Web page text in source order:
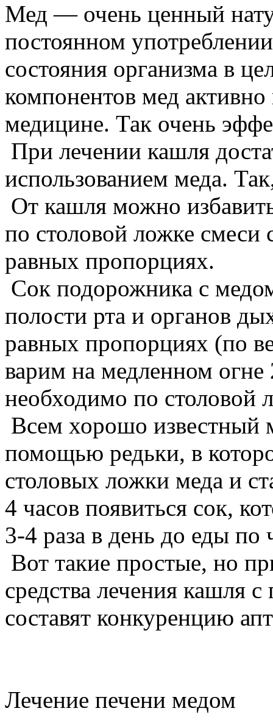
Мед — очень ценный
постоянном
состояния организма в
компонентов мед активно
медицине. Так очень
При лечении кашля
использованием меда.
От кашля можно
по столовой ложке смеси
равных пропорциях.
Сок подорожника с
полости рта и органов
равных пропорциях (по
варим на медленном
необходимо по столовой
Всем хорошо известный
помощью редьки, в
столовых ложки меда и
4 часов появиться сок,
3-4 раза в день до еды по
Вот такие простые, но
средства лечения кашля
составят конкуренцию
Лечение печени медом